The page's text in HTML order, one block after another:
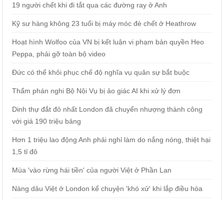
19 người chết khi đi tắt qua các đường ray ở Anh
Kỹ sư hàng không 23 tuổi bị máy móc đè chết ở Heathrow
Hoạt hình Wolfoo của VN bị kết luận vi phạm bản quyền Heo
Peppa, phải gỡ toàn bộ video
Đức có thể khôi phục chế độ nghĩa vụ quân sự bắt buộc
Thẩm phán nghi Bộ Nội Vụ bị ảo giác AI khi xử lý đơn
Dinh thự đắt đỏ nhất London đã chuyển nhượng thành công
với giá 190 triệu bảng
Hơn 1 triệu lao động Anh phải nghỉ làm do nắng nóng, thiệt hại
1,5 tỉ đô
Mùa 'vào rừng hái tiền' của người Việt ở Phần Lan
Nàng dâu Việt ở London kể chuyện 'khó xử' khi lắp điều hòa